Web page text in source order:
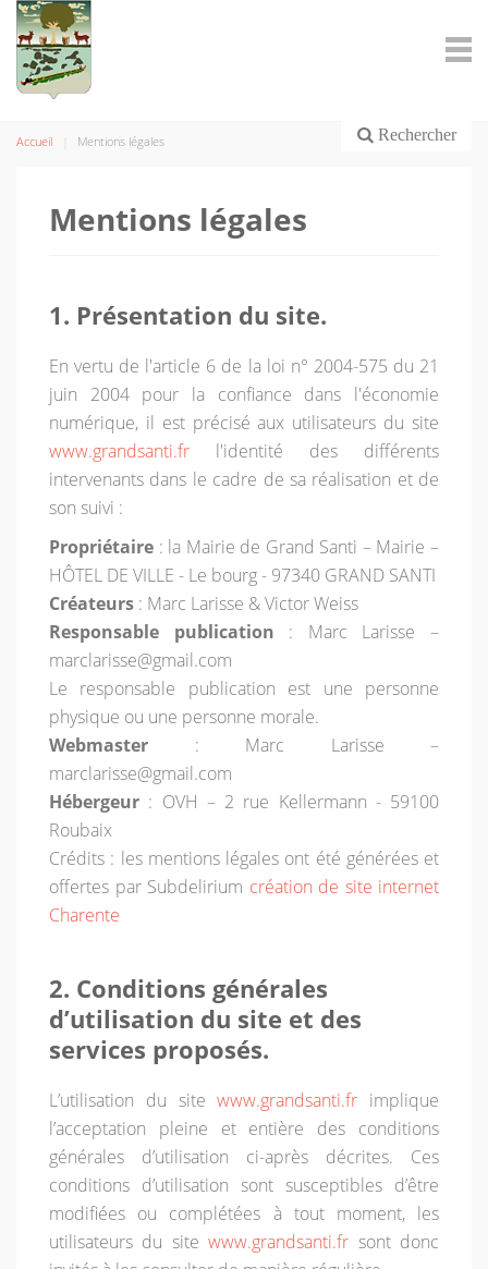
Rechercher
Accueil Mentions légales
Mentions légales
1. Présentation du site.
En vertu de l'article 6 de la loi n° 2004-575 du 21
juin 2004 pour la confiance dans l'économie
numérique, il est précisé aux utilisateurs du site
www.grandsanti.fr l'identité des différents
intervenants dans le cadre de sa réalisation et de
son suivi :
Propriétaire : la Mairie de Grand Santi – Mairie –
HÔTEL DE VILLE - Le bourg - 97340 GRAND SANTI
Créateurs : Marc Larisse & Victor Weiss
Responsable publication : Marc Larisse –
marclarisse@gmail.com
Le responsable publication est une personne
physique ou une personne morale.
Webmaster : Marc Larisse –
marclarisse@gmail.com
Hébergeur : OVH – 2 rue Kellermann - 59100
Roubaix
Crédits : les mentions légales ont été générées et
offertes par Subdelirium création de site internet
Charente
2. Conditions générales
d’utilisation du site et des
services proposés.
L’utilisation du sitewww.grandsanti.fr implique
l’acceptation pleine et entière des conditions
générales d’utilisation ci-après décrites. Ces
conditions d’utilisation sont susceptibles d’être
modifiées ou complétées à tout moment, les
utilisateurs du sitewww.grandsanti.fr sont donc